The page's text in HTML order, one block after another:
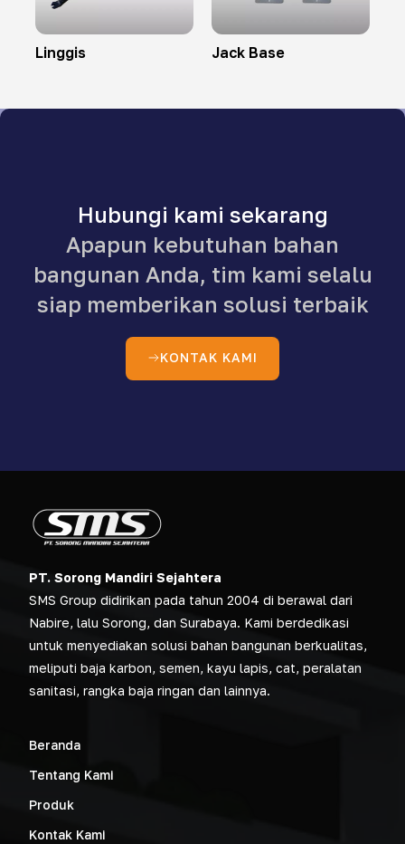
Linggis Jack Base
Hubungi kami sekarang
Apapun kebutuhan bahan
bangunan Anda, tim kami selalu
siap memberikan solusi terbaik
KONTAK KAMI
PT. Sorong Mandiri Sejahtera
SMS Group didirikan pada tahun 2004 di berawal dari
Nabire, lalu Sorong, dan Surabaya. Kami berdedikasi
untuk menyediakan solusi bahan bangunan berkualitas,
meliputi baja karbon, semen, kayu lapis, cat, peralatan
sanitasi, rangka baja ringan dan lainnya.
Beranda
Tentang Kami
Produk
Kontak Kami